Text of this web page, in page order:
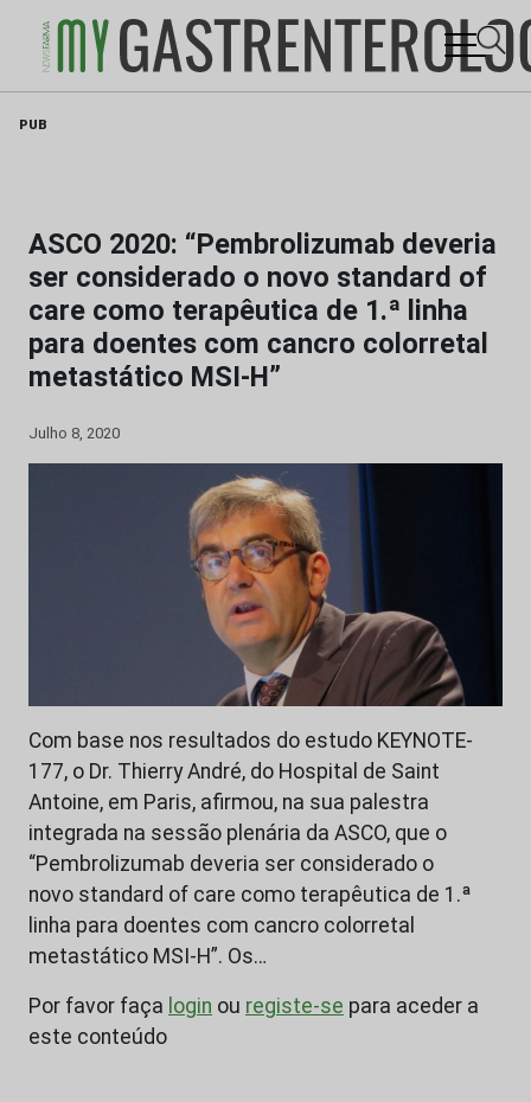
PUB
ASCO 2020: “Pembrolizumab deveria
ser considerado o novo standard of
care como terapêutica de 1.ª linha
para doentes com cancro colorretal
metastático MSI-H”
Julho 8, 2020
Com base nos resultados do estudo KEYNOTE-
177, o Dr. Thierry André, do Hospital de Saint
Antoine, em Paris, afirmou, na sua palestra
integrada na sessão plenária da ASCO, que o
“Pembrolizumab deveria ser considerado o
novo standard of care como terapêutica de 1.ª
linha para doentes com cancro colorretal
metastático MSI-H”. Os…
Por favor faça login ou registe-se para aceder a
este conteúdo